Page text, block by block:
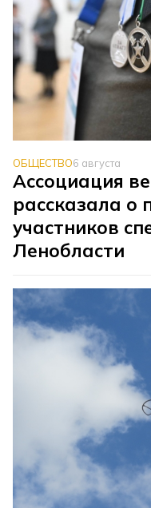
ОБЩЕСТВО6 августа
Ассоциация
рассказала о
участников
Ленобласти